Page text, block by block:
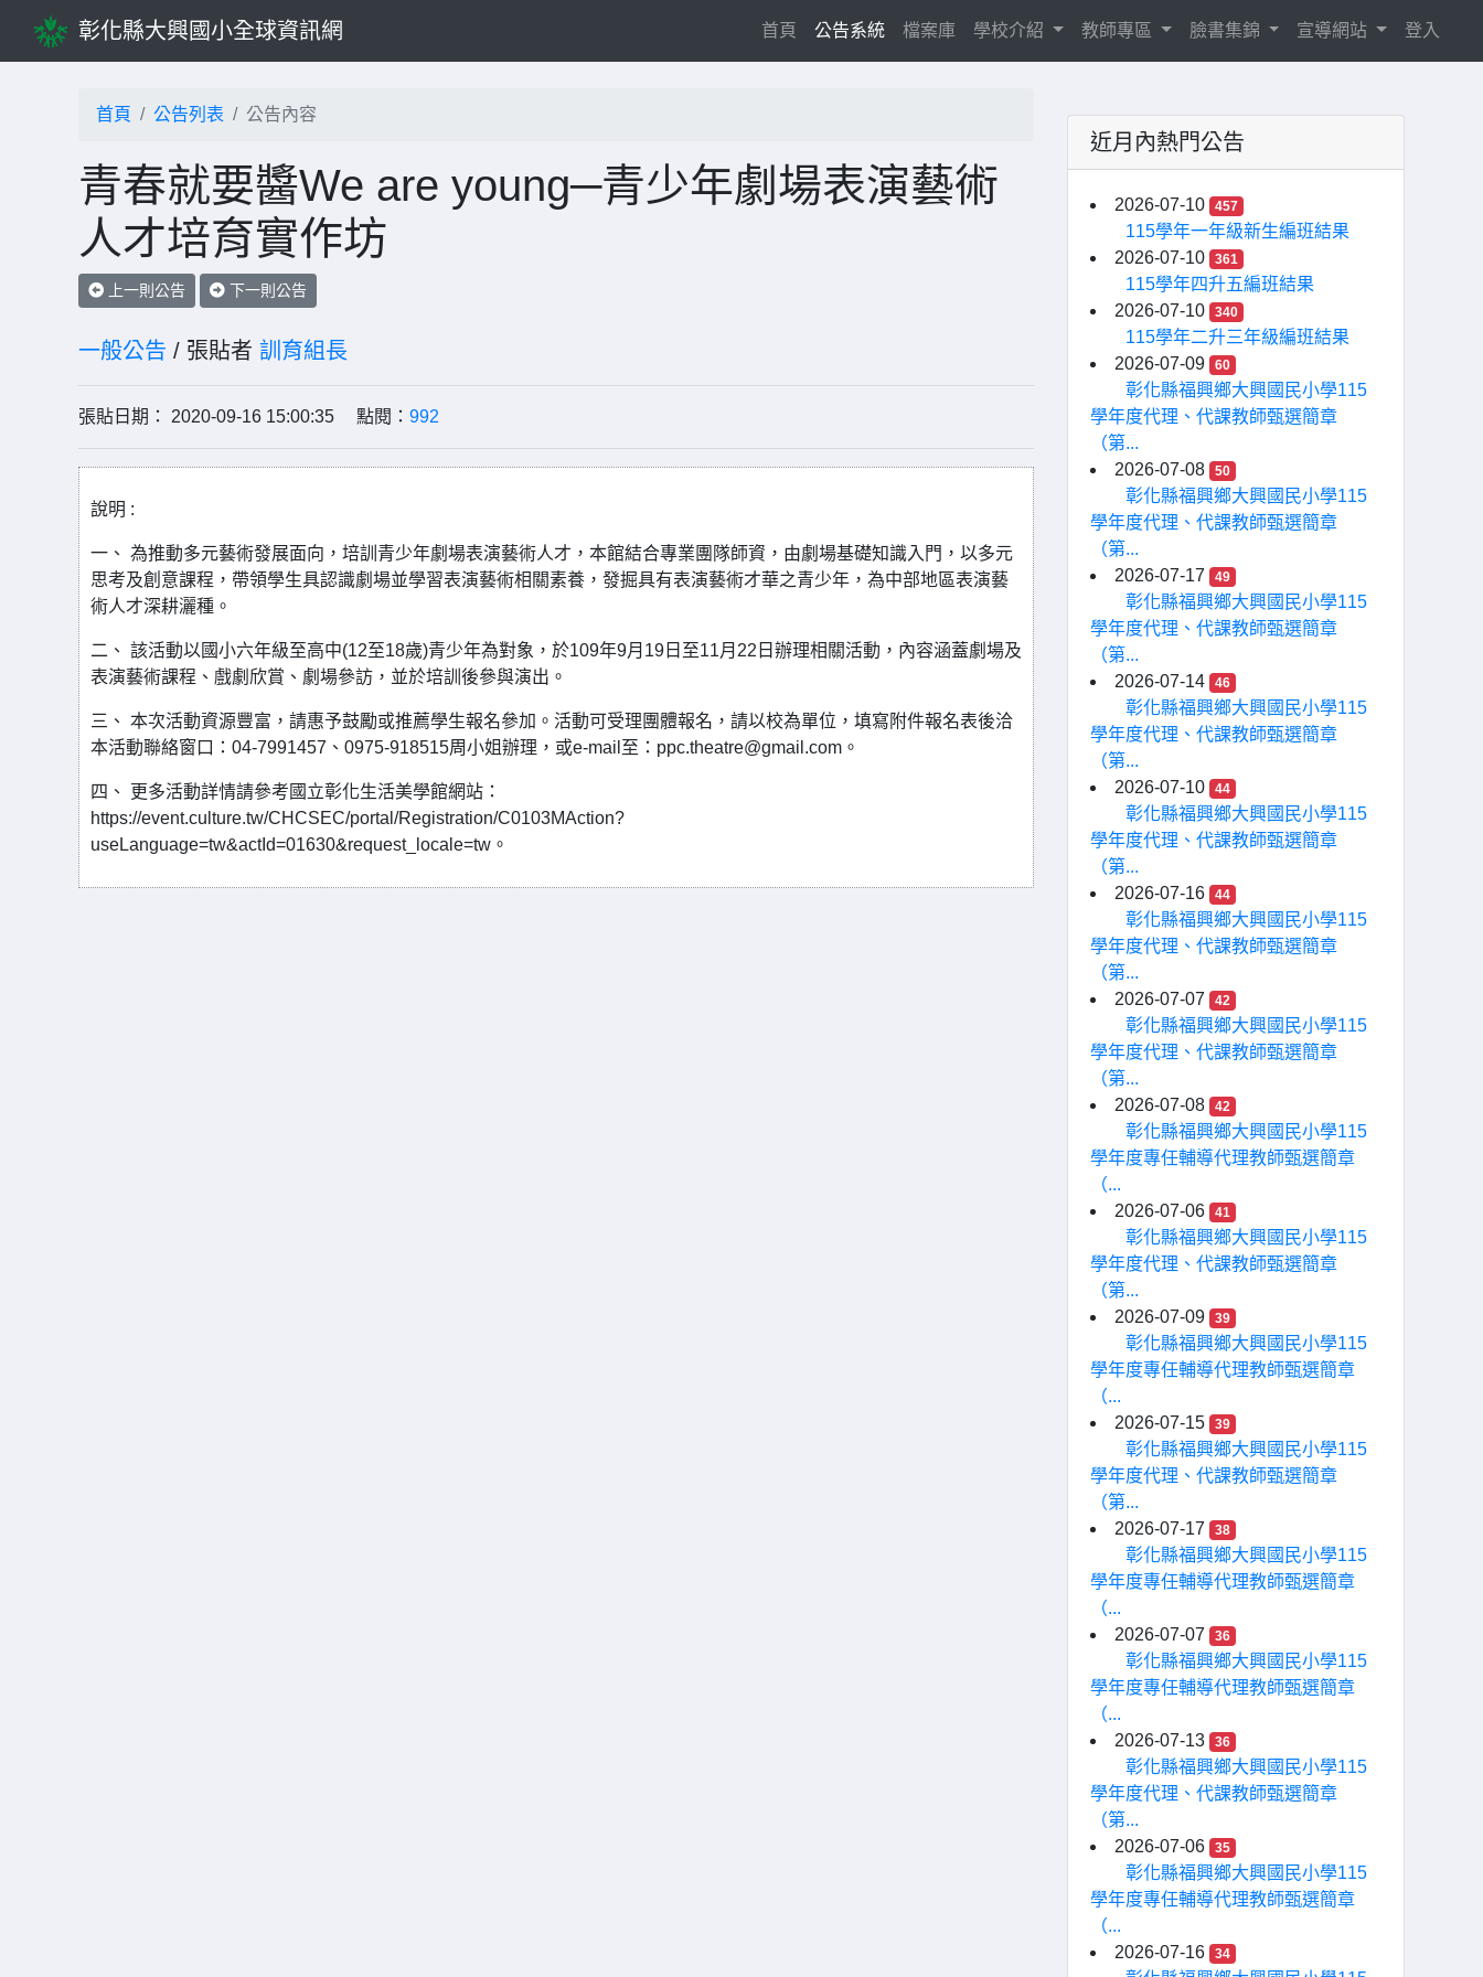
彰化縣大興國小全球資訊網 首頁 (current)
公告系統 檔案庫 學校介紹 教師專區 臉書集錦 宣導網站 登入
首頁 公告列表 公告內容
青春就要醬We are young─青少年劇場表演藝術
人才培育實作坊
上一則公告 下一則公告
一般公告 / 張貼者 訓育組長
張貼日期： 2020-09-16 15:00:35 點閱： 992
說明 :
一、 為推動多元藝術發展面向，培訓青少年劇場表演藝術人才，本館結合專業團隊師資，由劇場基礎知識入門，以多元
思考及創意課程，帶領學生具認識劇場並學習表演藝術相關素養，發掘具有表演藝術才華之青少年，為中部地區表演藝
術人才深耕灑種。
二、 該活動以國小六年級至高中(12至18歲)青少年為對象，於109年9月19日至11月22日辦理相關活動，內容涵蓋劇場及
表演藝術課程、戲劇欣賞、劇場參訪，並於培訓後參與演出。
三、 本次活動資源豐富，請惠予鼓勵或推薦學生報名參加。活動可受理團體報名，請以校為單位，填寫附件報名表後洽
本活動聯絡窗口：04-7991457、0975-918515周小姐辦理，或e-mail至：ppc.theatre@gmail.com。
四、 更多活動詳情請參考國立彰化生活美學館網站：
https://event.culture.tw/CHCSEC/portal/Registration/C0103MAction?
useLanguage=tw&actId=01630&request_locale=tw。
近月內熱門公告
2026-07-10 457
115學年一年級新生編班結果
2026-07-10
361
115學年四升五編班結果
2026-07-10
340
115學年二升三年級編班結果
2026-07-09
60
彰化縣福興鄉大興國民小學115
學年度代理、代課教師甄選簡章
（第...
2026-07-08
50
彰化縣福興鄉大興國民小學115
學年度代理、代課教師甄選簡章
（第...
2026-07-17
49
彰化縣福興鄉大興國民小學115
學年度代理、代課教師甄選簡章
（第...
2026-07-14
46
彰化縣福興鄉大興國民小學115
學年度代理、代課教師甄選簡章
（第...
2026-07-10
44
彰化縣福興鄉大興國民小學115
學年度代理、代課教師甄選簡章
（第...
2026-07-16
44
彰化縣福興鄉大興國民小學115
學年度代理、代課教師甄選簡章
（第...
2026-07-07
42
彰化縣福興鄉大興國民小學115
學年度代理、代課教師甄選簡章
（第...
2026-07-08
42
彰化縣福興鄉大興國民小學115
學年度專任輔導代理教師甄選簡章
（...
2026-07-06
41
彰化縣福興鄉大興國民小學115
學年度代理、代課教師甄選簡章
（第...
2026-07-09
39
彰化縣福興鄉大興國民小學115
學年度專任輔導代理教師甄選簡章
（...
2026-07-15
39
彰化縣福興鄉大興國民小學115
學年度代理、代課教師甄選簡章
（第...
2026-07-17
38
彰化縣福興鄉大興國民小學115
學年度專任輔導代理教師甄選簡章
（...
2026-07-07
36
彰化縣福興鄉大興國民小學115
學年度專任輔導代理教師甄選簡章
（...
2026-07-13
36
彰化縣福興鄉大興國民小學115
學年度代理、代課教師甄選簡章
（第...
2026-07-06
35
彰化縣福興鄉大興國民小學115
學年度專任輔導代理教師甄選簡章
（...
2026-07-16
34